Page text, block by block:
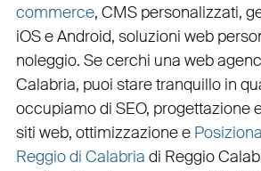
commerce, CMS personalizzati,
iOS e Android, soluzioni web
noleggio. Se cerchi una web
Calabria, puoi stare tranquillo in
occupiamo di SEO, progettazione
siti web, ottimizzazionee
Reggio di Calabria di Reggio